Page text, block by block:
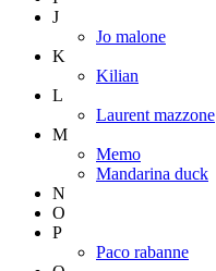
J
Jo malone
K
Kilian
L
Laurent mazzone
M
Memo
Mandarina duck
N
O
P
Paco rabanne